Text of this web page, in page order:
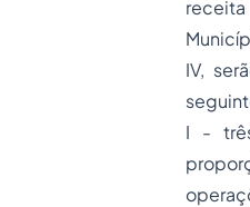
IV,
I -